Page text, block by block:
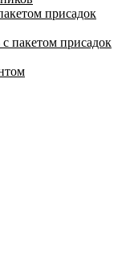
присадок
пакетом присадок